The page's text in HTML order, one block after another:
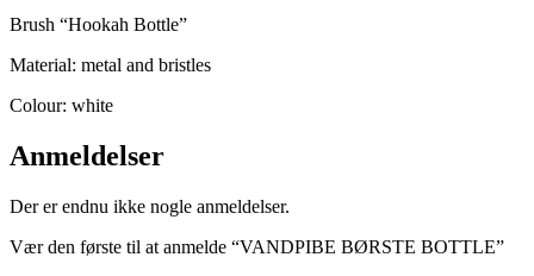
Brush “Hookah Bottle”
Material: metal and bristles
Colour: white
Anmeldelser
Der er endnu ikke nogle anmeldelser.
Vær den første til at anmelde “VANDPIBE BØRSTE BOTTLE”